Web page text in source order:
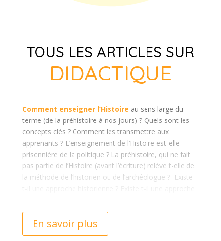
TOUS LES ARTICLES SUR
DIDACTIQUE
Comment enseigner l’Histoire au sens large du
terme (de la préhistoire à nos jours) ? Quels sont les
concepts clés ? Comment les transmettre aux
apprenants ? L’enseignement de l’Histoire est-elle
prisonnière de la politique ? La préhistoire, qui ne fait
pas partie de l’Histoire (avant l’écriture) relève t-elle de
la méthode de l’historien ou de l’archéologue ? Existe
d’enseigner l’histoire de l’humanité ? C’est quoi la
didactique ?
En savoir plus